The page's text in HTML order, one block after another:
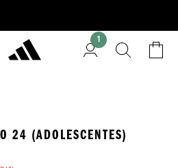
1
24 (ADOLESCENTES)